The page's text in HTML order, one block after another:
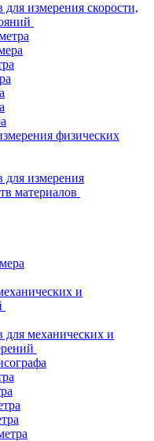
измерения скорости,
физических
для измерения
материалов
и
для механических и